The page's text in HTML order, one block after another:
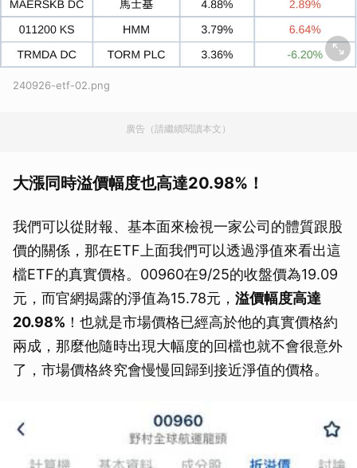
240926-etf-02.png
廣告（請繼續閱讀本文）
大漲同時溢價幅度也高達20.98%！
我們可以從財報、基本面來檢視一家公司的體質跟股
價的關係，那在ETF上面我們可以透過淨值來看出這
檔ETF的真實價格。00960在9/25的收盤價為19.09
元，而官網揭露的淨值為15.78元， 溢價幅度高達
20.98% ！也就是市場價格已經高於他的真實價格約
兩成，那麼他隨時出現大幅度的回檔也就不會很意外
了，市場價格終究會慢慢回歸到接近淨值的價格。